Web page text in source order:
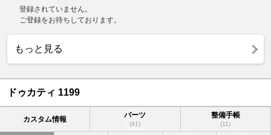
登録されていません。
ご登録をお待ちしております。
もっと見る
ドゥカティ 1199
カスタム情報 パーツ
(41)
整備手帳
(11)